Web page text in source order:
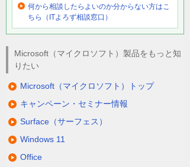
何から相談したらよいのか分からない方はこ
ちら（ITよろず相談窓口）
Microsoft（マイクロソフト）製品をもっと知
りたい
Microsoft（マイクロソフト）トップ
キャンペーン・セミナー情報
Surface（サーフェス）
Windows 11
Office